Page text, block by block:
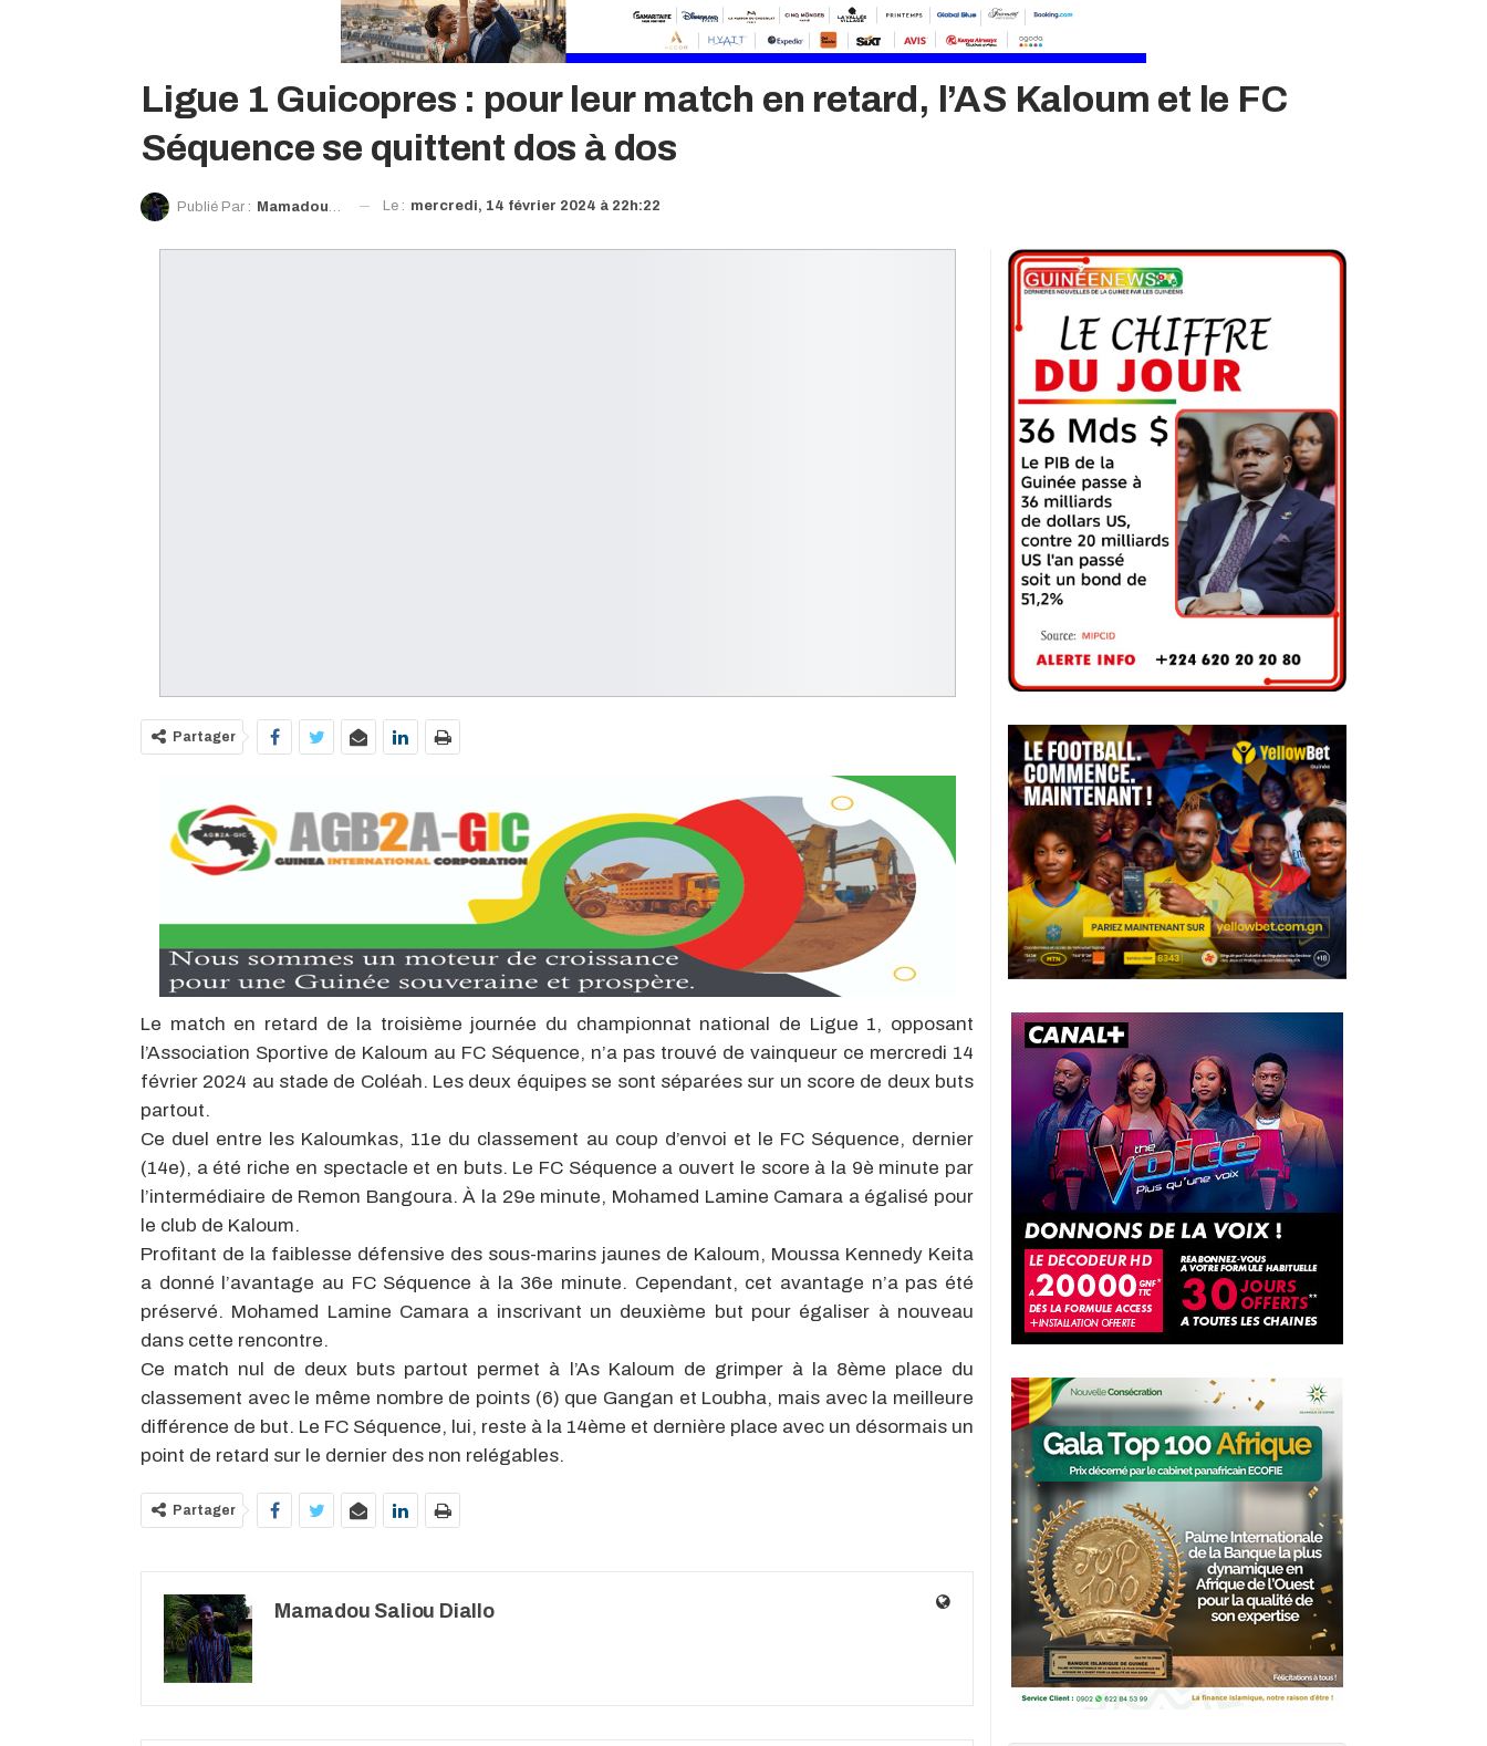
Ligue 1 Guicopres : pour leur match en retard, l’AS Kaloum et le FC
Séquence se quittent dos à dos
Publié Par : Mamadou Saliou Diallo Le : mercredi, 14 février 2024 à 22h:22
Partager
Le match en retard de la troisième journée du championnat national de Ligue 1, opposant
l’Association Sportive de Kaloum au FC Séquence, n’a pas trouvé de vainqueur ce mercredi 14
février 2024 au stade de Coléah. Les deux équipes se sont séparées sur un score de deux buts
partout.
Ce duel entre les Kaloumkas, 11e du classement au coup d’envoi et le FC Séquence, dernier
(14e), a été riche en spectacle et en buts. Le FC Séquence a ouvert le score à la 9è minute par
l’intermédiaire de Remon Bangoura. À la 29e minute, Mohamed Lamine Camara a égalisé pour
le club de Kaloum.
Profitant de la faiblesse défensive des sous-marins jaunes de Kaloum, Moussa Kennedy Keita
a donné l’avantage au FC Séquence à la 36e minute. Cependant, cet avantage n’a pas été
préservé. Mohamed Lamine Camara a inscrivant un deuxième but pour égaliser à nouveau
dans cette rencontre.
Ce match nul de deux buts partout permet à l’As Kaloum de grimper à la 8ème place du
classement avec le même nombre de points (6) que Gangan et Loubha, mais avec la meilleure
différence de but. Le FC Séquence, lui, reste à la 14ème et dernière place avec un désormais un
point de retard sur le dernier des non relégables.
Partager
Mamadou Saliou Diallo